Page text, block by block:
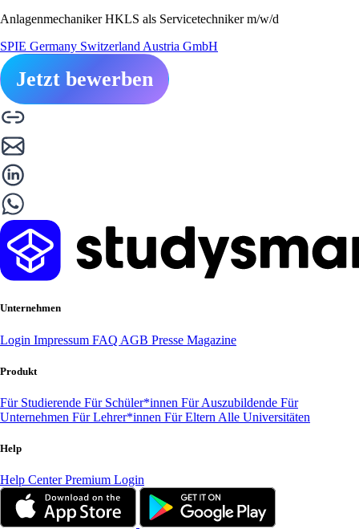
Anlagenmechaniker HKLS als Servicetechniker m/w/d
SPIE Germany Switzerland Austria GmbH
Jetzt bewerben
Unternehmen
Login Impressum FAQ AGB Presse Magazine
Produkt
Für Studierende Für Schüler*innen Für Auszubildende Für
Unternehmen Für Lehrer*innen Für Eltern Alle Universitäten
Help
Help CenterPremium Login